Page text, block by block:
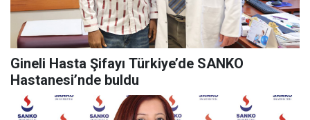
Gineli Hasta Şifayı Türkiye’de SANKO
Hastanesi’nde buldu